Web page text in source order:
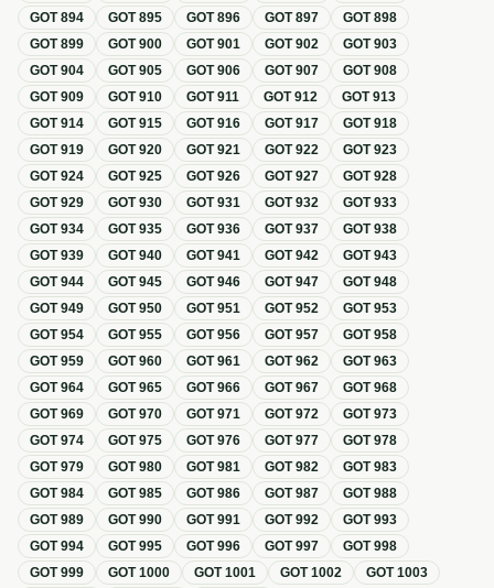
GOT894 GOT895 GOT896 GOT897 GOT898
GOT899 GOT900 GOT901 GOT902 GOT903
GOT904 GOT905 GOT906 GOT907 GOT908
GOT909 GOT910 GOT911 GOT912 GOT913
GOT914 GOT915 GOT916 GOT917 GOT918
GOT919 GOT920 GOT921 GOT922 GOT923
GOT924 GOT925 GOT926 GOT927 GOT928
GOT929 GOT930 GOT931 GOT932 GOT933
GOT934 GOT935 GOT936 GOT937 GOT938
GOT939 GOT940 GOT941 GOT942 GOT943
GOT944 GOT945 GOT946 GOT947 GOT948
GOT949 GOT950 GOT951 GOT952 GOT953
GOT954 GOT955 GOT956 GOT957 GOT958
GOT959 GOT960 GOT961 GOT962 GOT963
GOT964 GOT965 GOT966 GOT967 GOT968
GOT969 GOT970 GOT971 GOT972 GOT973
GOT974 GOT975 GOT976 GOT977 GOT978
GOT979 GOT980 GOT981 GOT982 GOT983
GOT984 GOT985 GOT986 GOT987 GOT988
GOT989 GOT990 GOT991 GOT992 GOT993
GOT994 GOT995 GOT996 GOT997 GOT998
GOT999 GOT1000 GOT1001 GOT1002 GOT1003